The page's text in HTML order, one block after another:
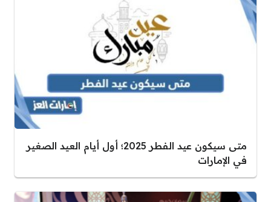
متى سيكون عيد الفطر 2025؛ أول أيام العيد الصغير
في الإمارات